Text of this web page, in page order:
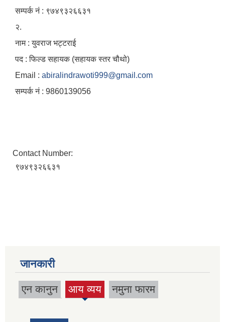
सम्पर्क नं : ९७४९३२६६३१
२.
नाम : युवराज भट्टराई
पद : फिल्ड सहायक (सहायक स्तर चौथो)
Email : abiralindrawoti999@gmail.com
सम्पर्क नं : 9860139056
Contact Number:
९७४९३२६६३१
जानकारी
एन कानुन आय व्यय
(active
नमुना फारम